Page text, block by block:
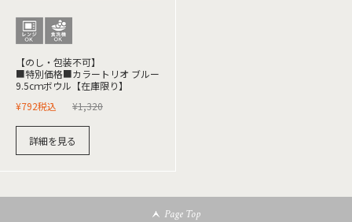
【のし・包装不可】
■特別価格■カラートリオ ブルー
9.5cｍボウル【在庫限り】
¥1,320
¥792税込
詳細を見る
Page Top